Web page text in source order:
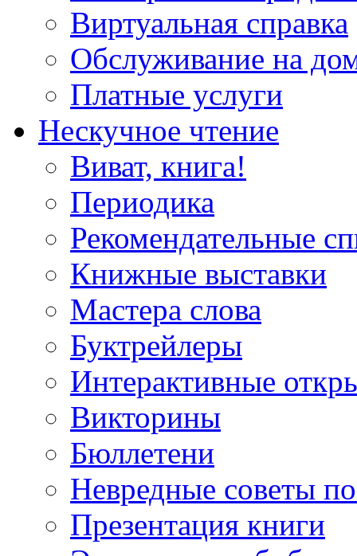
Виртуальная справка
Обслуживание на
Платные услуги
Нескучное чтение
Виват, книга!
Периодика
Рекомендательные
Книжные выставки
Мастера слова
Буктрейлеры
Интерактивные
Викторины
Бюллетени
Невредные советы
Презентация книги